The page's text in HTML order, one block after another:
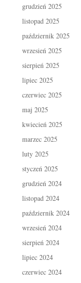
grudzień 2025
listopad 2025
październik 2025
wrzesień 2025
sierpień 2025
lipiec 2025
czerwiec 2025
maj 2025
kwiecień 2025
marzec 2025
luty 2025
styczeń 2025
grudzień 2024
listopad 2024
październik 2024
wrzesień 2024
sierpień 2024
lipiec 2024
czerwiec 2024